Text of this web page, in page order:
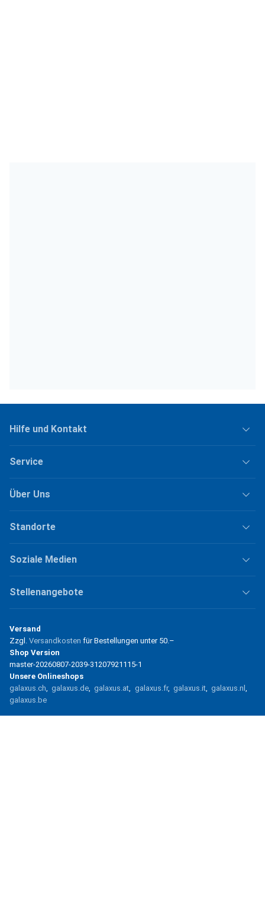
Hilfe und Kontakt
Service
Über Uns
Standorte
Soziale Medien
Stellenangebote
Versand
Zzgl. Versandkosten für Bestellungen unter 50.–
Shop Version
master-20260807-2039-31207921115-1
Unsere Onlineshops
galaxus.ch
galaxus.de galaxus.at galaxus.fr galaxus.it
galaxus.nl
galaxus.be